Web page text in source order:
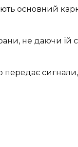
основний
не даючи їй
передає